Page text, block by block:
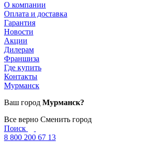
О компании
Оплата и доставка
Гарантия
Новости
Акции
Дилерам
Франшиза
Где купить
Контакты
Мурманск
Ваш город Мурманск?
Все верно Сменить город
Поиск
8 800 200 67 13